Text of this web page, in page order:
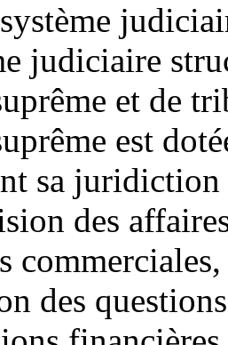
judiciaire
et de
est
sa
des
des